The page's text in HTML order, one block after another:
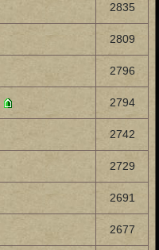
2835
2809
2796
2794
2742
2729
2691
2677